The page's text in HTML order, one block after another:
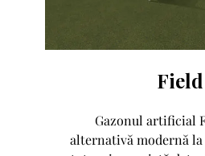
Field
Gazonul artificial
alternativă modernă